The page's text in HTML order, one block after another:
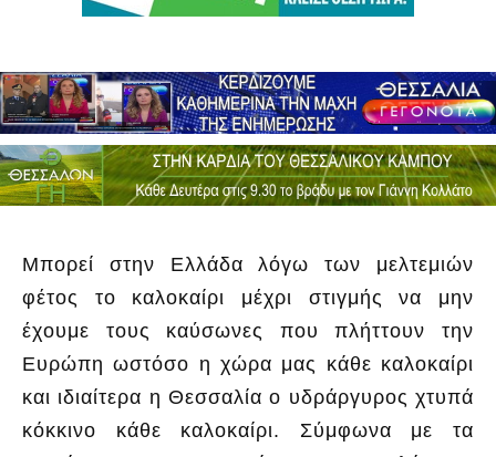
Μπορεί στην Ελλάδα λόγω των μελτεμιών
φέτος το καλοκαίρι μέχρι στιγμής να μην
έχουμε τους καύσωνες που πλήττουν την
Ευρώπη ωστόσο η χώρα μας κάθε καλοκαίρι
και ιδιαίτερα η Θεσσαλία ο υδράργυρος χτυπά
κόκκινο κάθε καλοκαίρι. Σύμφωνα με τα